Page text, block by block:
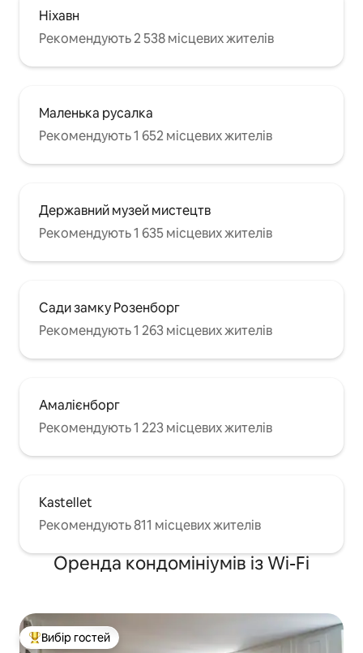
Ніхавн
Рекомендують 2 538 місцевих жителів
Маленька русалка
Рекомендують 1 652 місцевих жителів
Державний музей мистецтв
Рекомендують 1 635 місцевих жителів
Сади замку Розенборг
Рекомендують 1 263 місцевих жителів
Амалієнборг
Рекомендують 1 223 місцевих жителів
Kastellet
Рекомендують 811 місцевих жителів
Оренда кондомініумів із Wi-Fi
Топ вибір гостей
Вибір гостей